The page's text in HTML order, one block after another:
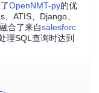
OpenNMT-py的优
ATIS、Django、
合了来自salesforc
理SQL查询时达到